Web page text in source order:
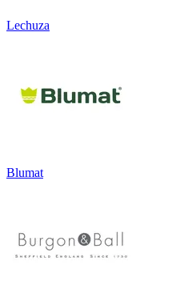
Lechuza
Blumat